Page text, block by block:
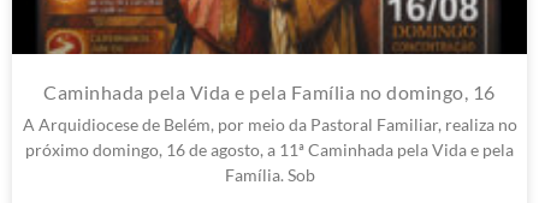
Caminhada pela Vida e pela Família no domingo, 16
A Arquidiocese de Belém, por meio da Pastoral Familiar, realiza no
próximo domingo, 16 de agosto, a 11ª Caminhada pela Vida e pela
Família. Sob